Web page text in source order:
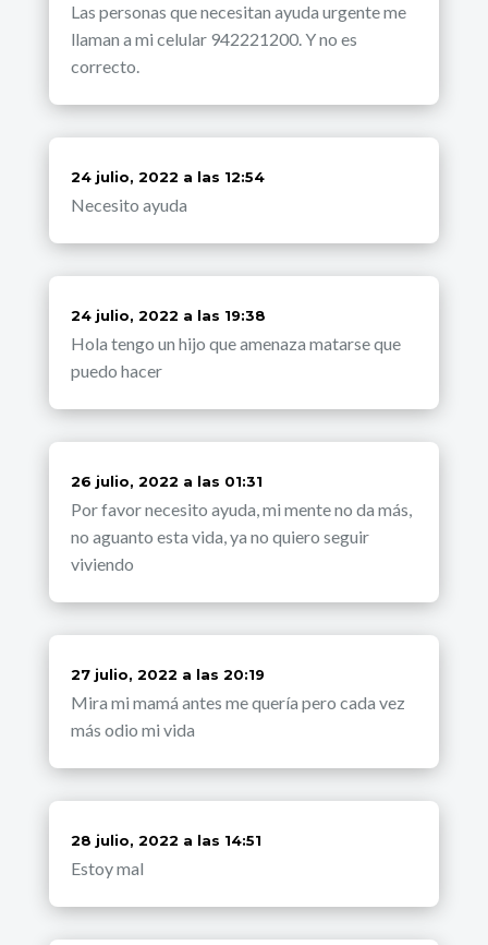
Las personas que necesitan ayuda urgente me
llaman a mi celular 942221200. Y no es
correcto.
dice:
24 julio, 2022 a las 12:54
Necesito ayuda
dice:
24 julio, 2022 a las 19:38
Hola tengo un hijo que amenaza matarse que
puedo hacer
dice:
26 julio, 2022 a las 01:31
Por favor necesito ayuda, mi mente no da más,
no aguanto esta vida, ya no quiero seguir
viviendo
dice:
27 julio, 2022 a las 20:19
Mira mi mamá antes me quería pero cada vez
más odio mi vida
dice:
28 julio, 2022 a las 14:51
Estoy mal